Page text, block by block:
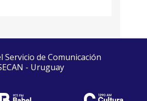
de Comunicación
- Uruguay